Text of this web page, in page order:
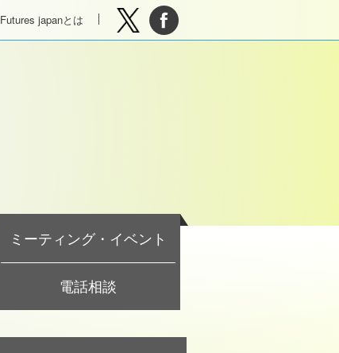
Futures japanとは
ミーティング・イベント
電話相談